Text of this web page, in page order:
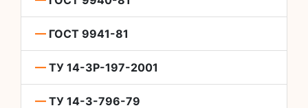
— ГОСТ 9941-81
— ТУ 14-3Р-197-2001
— ТУ 14-3-796-79